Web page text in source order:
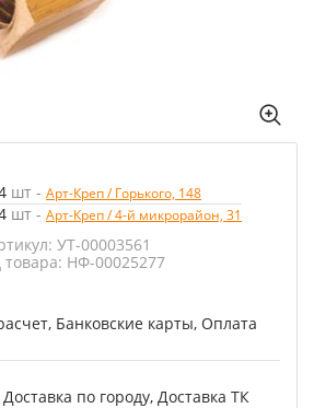
шт - Арт-Креп / Горького, 148
шт - Арт-Креп / 4-й микрорайон, 31
УТ-00003561
товара: НФ-00025277
Банковские карты, Оплата
по городу, Доставка ТК